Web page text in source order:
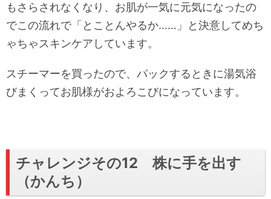
もさらされなくなり、お肌が一気に元気になったの
でこの流れで「とことんやるか……」と決意してめち
ゃちゃスキンケアしています。
スチーマーを買ったので、パックするときに湯気浴
びまくってお肌様がおよろこびになっています。
チャレンジその12 株に手を出す
（かんち）